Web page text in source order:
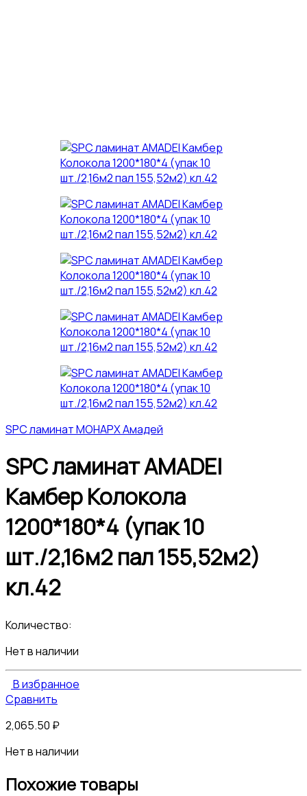
SPC ламинат МОНАРХ Амадей
SPC ламинат AMADEI
Камбер Колокола
1200*180*4 (упак 10
шт./2,16м2 пал 155,52м2)
кл.42
Количество:
Нет в наличии
В избранное
Сравнить
2,065.50 ₽
Нет в наличии
Похожие товары